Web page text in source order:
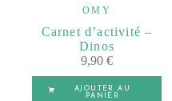
OMY
Carnet d’activité –
Dinos
9,90€
AJOUTER AU
PANIER